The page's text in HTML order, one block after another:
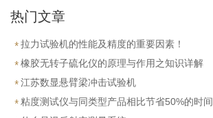
热门文章
拉力试验机的性能及精度的重要因素！
橡胶无转子硫化仪的原理与作用之知识详解
江苏数显悬臂梁冲击试验机
粘度测试仪与同类型产品相比节省50%的时间